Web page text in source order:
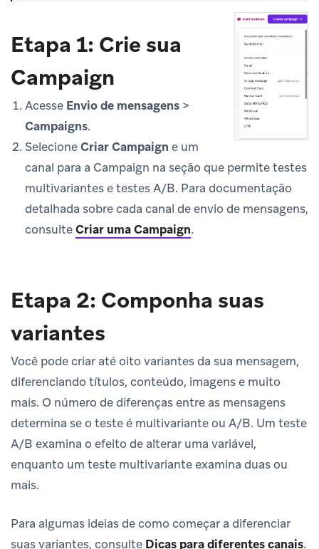
Etapa 1: Crie sua
Campaign
Acesse Envio de mensagens >
Campaigns.
SelecioneCriar Campaign e um
canal para a Campaign na seção que permite testes
multivariantes e testes A/B. Para documentação
detalhada sobre cada canal de envio de mensagens,
consulteCriar uma Campaign.
Etapa 2: Componha suas
variantes
Você pode criar até oito variantes da sua mensagem,
diferenciando títulos, conteúdo, imagens e muito
mais. O número de diferenças entre as mensagens
determina se o teste é multivariante ou A/B. Um teste
A/B examina o efeito de alterar uma variável,
enquanto um teste multivariante examina duas ou
mais.
Para algumas ideias de como começar a diferenciar
suas variantes, consulte Dicas para diferentes canais.